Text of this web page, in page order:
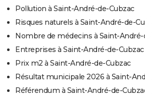
Pollution à Saint-André-de-Cubzac
Risques naturels à Saint-André-de-
Nombre de médecins à Saint-André-
Entreprises à Saint-André-de-Cubzac
Prix m2 à Saint-André-de-Cubzac
Résultat municipale 2026 à Saint-
Référendum à Saint-André-de-